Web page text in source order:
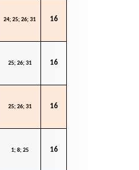
24; 25; 26; 31 16
25; 26; 31 16
25; 26; 31 16
1; 8; 25 16